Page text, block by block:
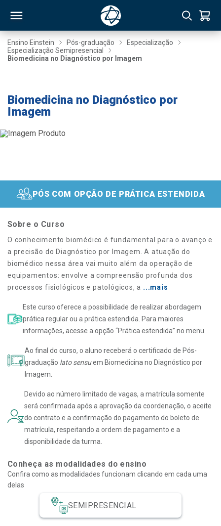
Ensino Einstein Pós-graduação
Especialização
Especialização Semipresencial
Biomedicina no Diagnóstico por Imagem
Biomedicina no Diagnóstico por
Imagem
PÓS COM OPÇÃO DE PRÁTICA ESTENDIDA
Sobre o Curso
O conhecimento biomédico é fundamental para o avanço e
a precisão do Diagnóstico por Imagem. A atuação do
biomédico nessa área vai muito além da operação de
equipamentos: envolve a compreensão profunda dos
processos fisiológicos e patológicos, a ...mais
Este curso oferece a possibilidade de realizar abordagem
prática regular ou a prática estendida. Para maiores
informações, acesse a opção “Prática estendida” no menu.
Ao final do curso, o aluno receberá o certificado de Pós-
graduação lato sensuem Biomedicina no Diagnóstico por
Imagem.
Devido ao número limitado de vagas, a matrícula somente
será confirmada após a aprovação da coordenação, o aceite
do contrato e a confirmação do pagamento do boleto de
matrícula, respeitando a ordem de pagamento e a
disponibilidade da turma.
Conheça as modalidades do ensino
SEMIPRESENCIAL
Confira como as modalidades funcionam clicando em cada uma
delas